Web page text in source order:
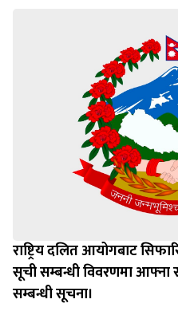
राष्ट्रिय दलित आयोगबाट
सूची सम्बन्धी विवरणमा आफ्ना
सम्बन्धी सूचना।